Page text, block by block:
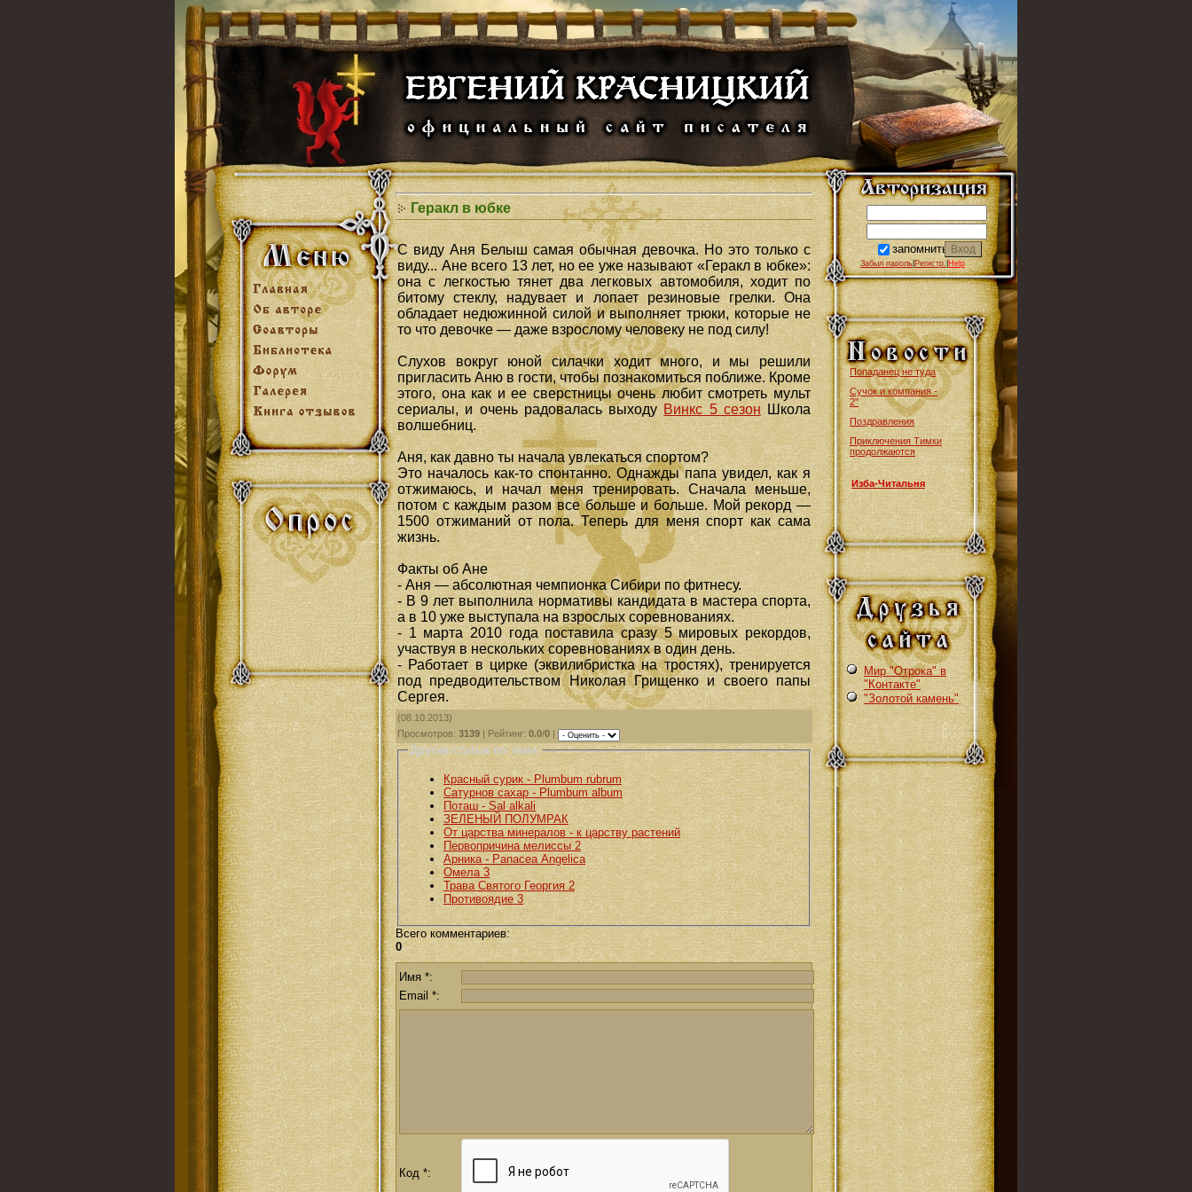
Геракл в юбке
С виду Аня Белыш самая обычная девочка. Но это только с
виду... Ане всего 13 лет, но ее уже называют «Геракл в юбке»:
она с легкостью тянет два легковых автомобиля, ходит по
битому стеклу, надувает и лопает резиновые грелки. Она
обладает недюжинной силой и выполняет трюки, которые не
то что девочке — даже взрослому человеку не под силу!
Слухов вокруг юной силачки ходит много, и мы решили
пригласить Аню в гости, чтобы познакомиться поближе. Кроме
этого, она как и ее сверстницы очень любит смотреть мульт
сериалы, и очень радовалась выходу Винкс 5 сезон Школа
волшебниц.
Аня, как давно ты начала увлекаться спортом?
Это началось как-то спонтанно. Однажды папа увидел, как я
отжимаюсь, и начал меня тренировать. Сначала меньше,
потом с каждым разом все больше и больше. Мой рекорд —
1500 отжиманий от пола. Теперь для меня спорт как сама
жизнь.
Факты об Ане
- Аня — абсолютная чемпионка Сибири по фитнесу.
- В 9 лет выполнила нормативы кандидата в мастера спорта,
а в 10 уже выступала на взрослых соревнованиях.
- 1 марта 2010 года поставила сразу 5 мировых рекордов,
участвуя в нескольких соревнованиях в один день.
- Работает в цирке (эквилибристка на тростях), тренируется
под предводительством Николая Грищенко и своего папы
Сергея.
(08.10.2013)
Просмотров: 3139 Рейтинг: 0.0/0
Другие статьи по теме:
Красный сурик - Plumbum rubrum
Сатурнов сахар - Plumbum album
Поташ - Sal alkali
ЗЕЛЕНЫЙ ПОЛУМРАК
От царства минералов - к царству растений
Первопричина мелиссы 2
Арника - Panacea Angelica
Омела 3
Трава Святого Георгия 2
Противоядие 3
Всего комментариев:
0
Имя *:
Email *:
Код *:
запомнить
Забыл пароль Регистр. Help
Попаданец не туда
Сучок и компания -
2"
Поздравления
Приключения Тимки
продолжаются
Изба-Читальня
Мир "Отрока" в
"Контакте"
"Золотой камень"